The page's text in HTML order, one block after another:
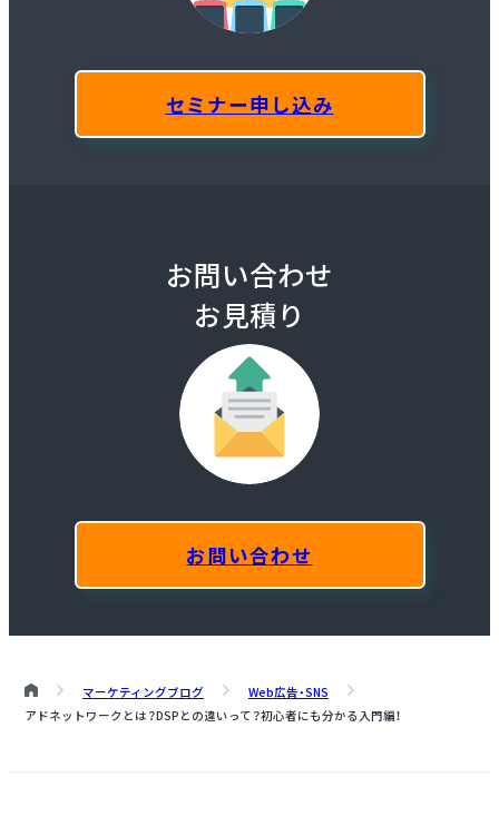
セミナー申し込み
お問い合わせ
お見積り
お問い合わせ
マーケティングブログ
Web広告・SNS
アドネットワークとは？DSPとの違いって？初心者にも分かる入門編！